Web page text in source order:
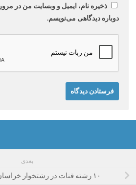
ذخیره نام، ایمیل و وبسایت من در
دوباره دیدگاهی می‌نویسم.
بعدی
۱۰ رشته قنات در رشتخوار خراسان‌رضوی احیا شد